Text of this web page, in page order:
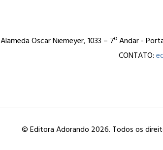
Alameda Oscar Niemeyer, 1033 – 7º Andar -
CONTATO:
© Editora Adorando 2026. Todos os